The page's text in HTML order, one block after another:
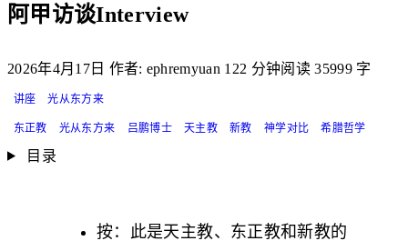
阿甲访谈Interview
2026年4月17日 作者: ephremyuan 122 分钟阅读 35999 字
讲座 光从东方来
东正教 光从东方来 吕鹏博士 天主教 新教 神学对比 希腊哲学
目录
按：此是天主教、东正教和新教的